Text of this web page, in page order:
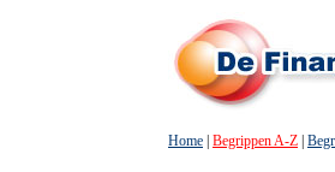
Home Begrippen A-Z